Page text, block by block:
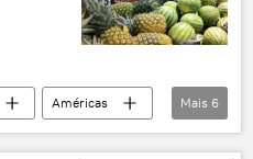
Américas
Sputnik
Mais 6